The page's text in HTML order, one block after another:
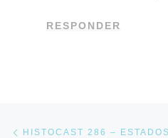
RESPONDER
Navegación
HISTOCAST 286 –